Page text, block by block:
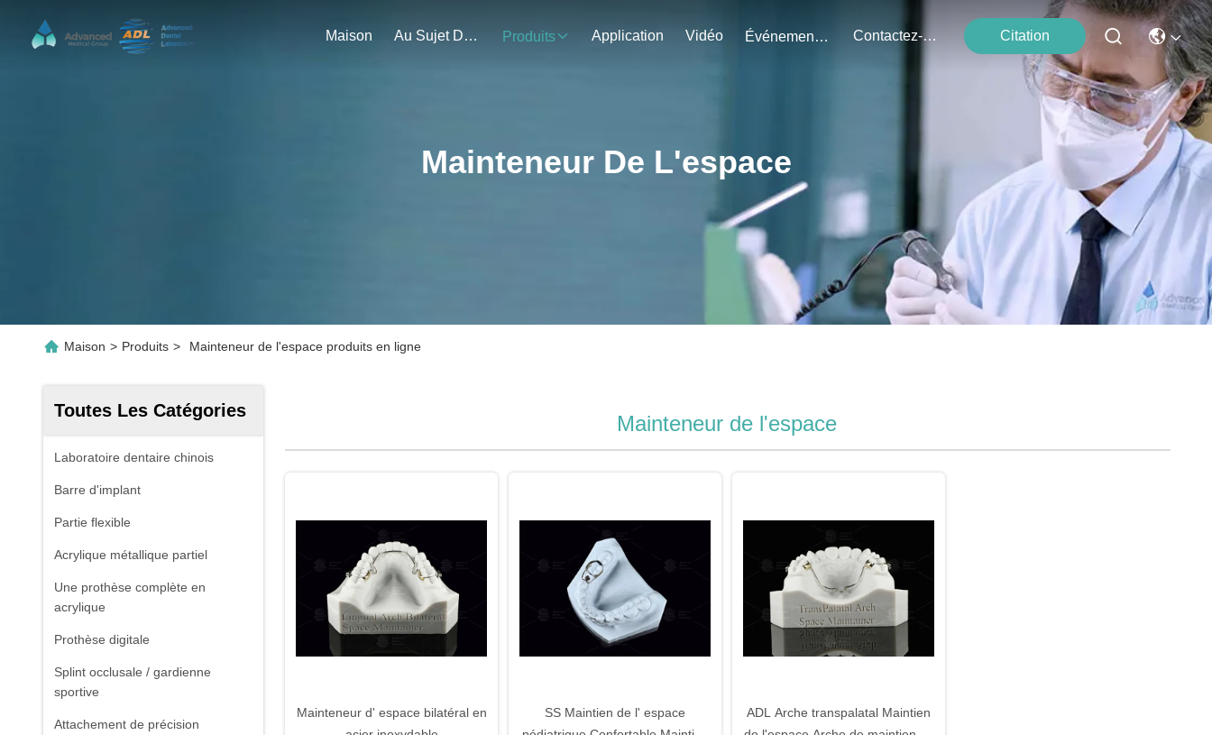
Maison Au Sujet De Nous Produits Application Vidéo Événements Contactez-Nous Citation
Mainteneur De L'espace
Maison > Produits > Mainteneur de l'espace produits en ligne
Toutes Les Catégories
Laboratoire dentaire chinois
Barre d'implant
Partie flexible
Acrylique métallique partiel
Une prothèse complète en
acrylique
Prothèse digitale
Splint occlusale / gardienne
sportive
Attachement de précision
Mainteneur de l'espace
Mainteneur d' espace bilatéral en
SS Maintien de l' espace
ADL Arche transpalatal Maintien